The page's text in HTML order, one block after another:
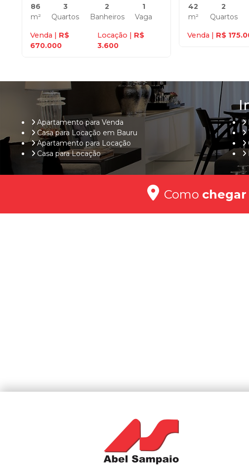
86
m²
3
Quartos
2
Banheiros
1
Vaga
Venda | R$
670.000
Locação | R$
3.600
42
m²
2
Quartos
Venda | R$
Apartamento para Venda
Casa para Locação em Bauru
Apartamento para Locação
Casa para Locação
Como chegar